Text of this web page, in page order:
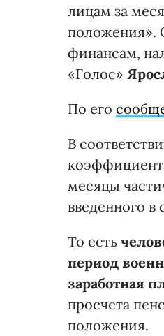
лицам за
положения».
финансам,
«Голос»
По его
В
месяцы
введенного
То есть
период
заработная
просчета
положения.